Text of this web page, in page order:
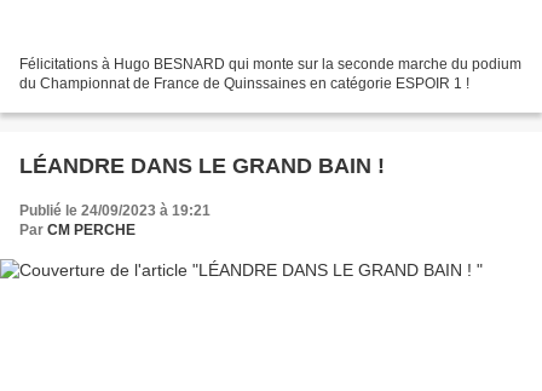
Félicitations à Hugo BESNARD qui monte sur la seconde marche du podium
du Championnat de France de Quinssaines en catégorie ESPOIR 1 !
LÉANDRE DANS LE GRAND BAIN !
Publié le 24/09/2023 à 19:21
Par CM PERCHE